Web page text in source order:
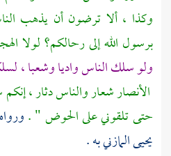
وكذا ، ألا ترضون أن يذهب
برسول الله إلى رحالكم؟ لولا
ولو سلك الناس واديا وشعبا ،
الأنصارشعار والناس دثار ،
حتى تلقوني على الحوض " .
يحيى المازنيبه .